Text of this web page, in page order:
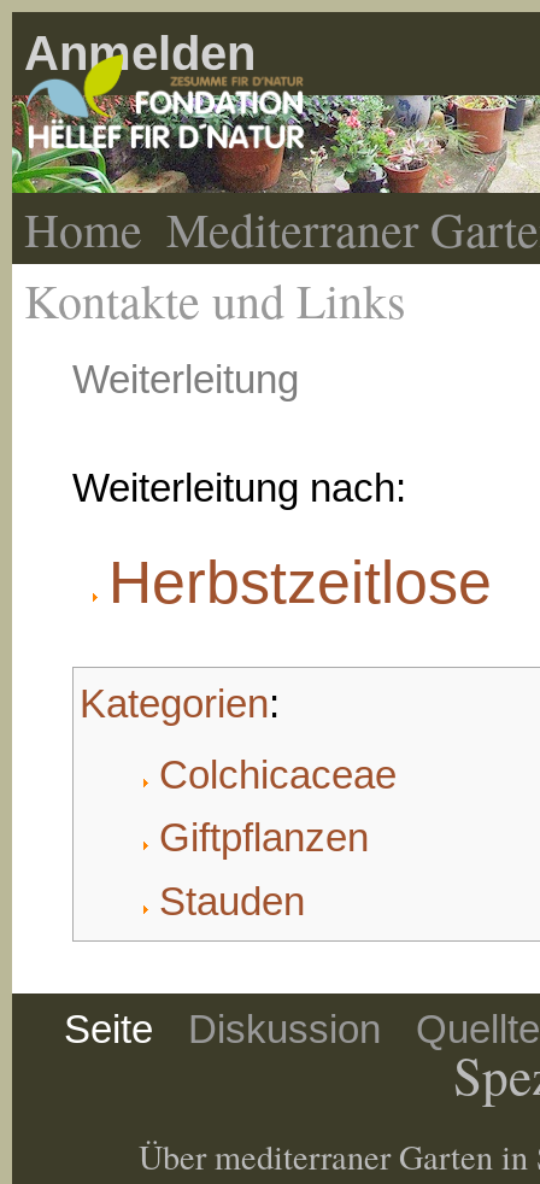
Anmelden
Home Mediterraner
Kontakte und Links
Weiterleitung
Weiterleitung nach:
Herbstzeitlose
Kategorien:
Colchicaceae
Giftpflanzen
Stauden
Seite Diskussion
Über mediterraner Garten in